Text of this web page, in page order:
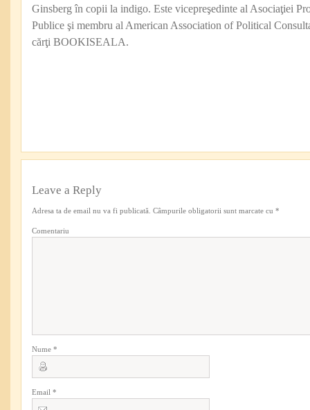
Ginsberg în copii la indigo. Este vicepreşedinte al Asociaţiei
Publice şi membru al American Association of Political
cărţi BOOKISEALA.
Leave a Reply
Adresa ta de email nu va fi publicată. Câmpurile obligatorii sunt marcate cu *
Comentariu
Nume *
Email *